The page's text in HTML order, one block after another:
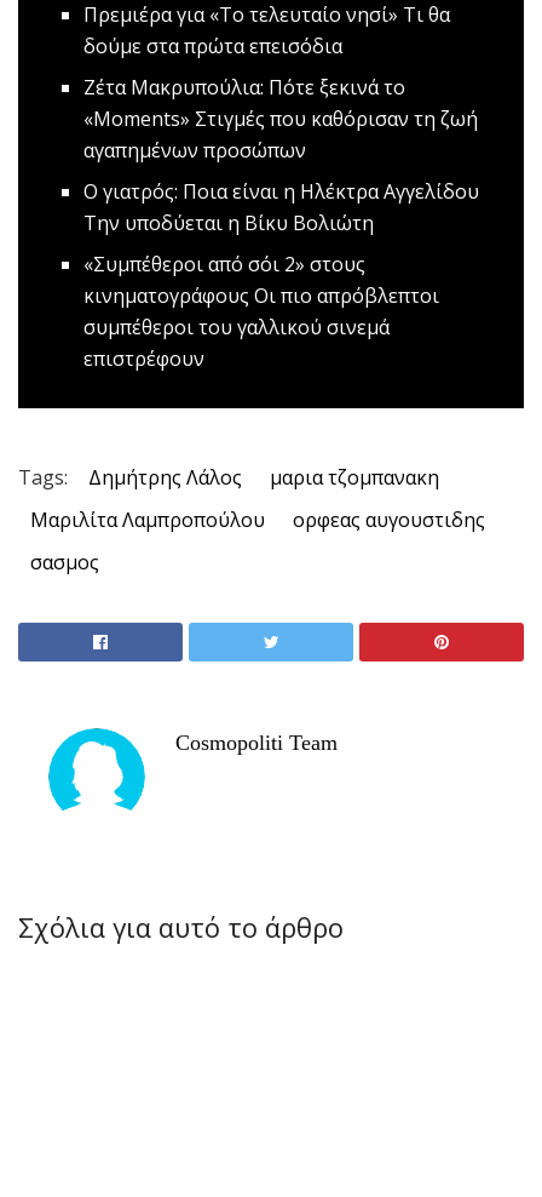
Πρεμιέρα για «Το τελευταίο νησί» Τι θα
δούμε στα πρώτα επεισόδια
Ζέτα Μακρυπούλια: Πότε ξεκινά το
«Μοments» Στιγμές που καθόρισαν τη ζωή
αγαπημένων προσώπων
Ο γιατρός: Ποια είναι η Ηλέκτρα Αγγελίδου
Την υποδύεται η Βίκυ Βολιώτη
«Συμπέθεροι από σόι 2» στους
κινηματογράφους Οι πιο απρόβλεπτοι
συμπέθεροι του γαλλικού σινεμά
επιστρέφουν
Tags: Δημήτρης Λάλος
μαρια τζομπανακη
Μαριλίτα Λαμπροπούλου
ορφεας αυγουστιδης
σασμος
Cosmopoliti Team
Σχόλια για αυτό το άρθρο